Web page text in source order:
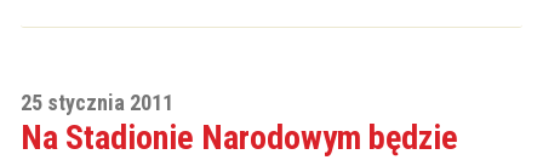
25 stycznia 2011
Na Stadionie Narodowym będzie